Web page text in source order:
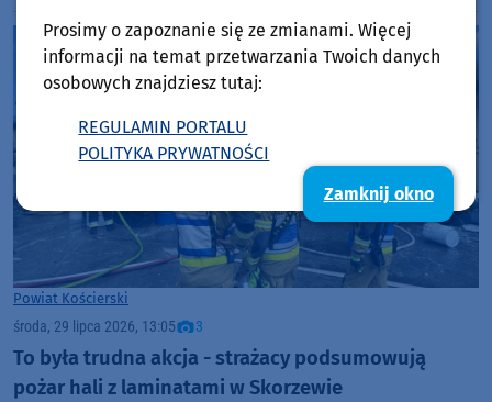
Powiat Kościerski
środa, 29 lipca 2026, 13:05 3
To była trudna akcja - strażacy podsumowują
pożar hali z laminatami w Skorzewie
Prosimy o zapoznanie się ze zmianami. Więcej
informacji na temat przetwarzania Twoich danych
osobowych znajdziesz tutaj:
REGULAMIN PORTALU
POLITYKA PRYWATNOŚCI
Zamknij okno